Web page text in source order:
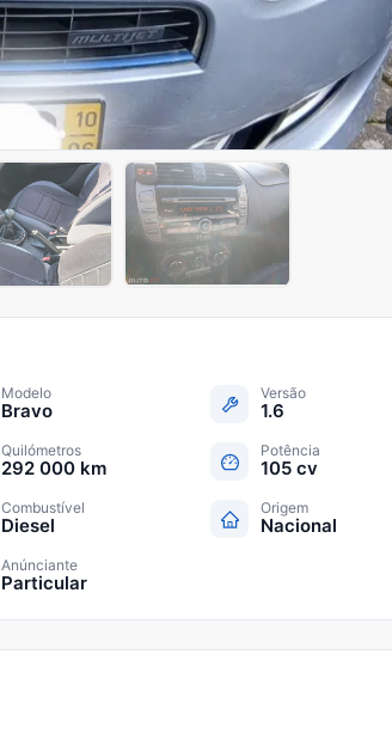
Modelo
Bravo
Versão
1.6
Quilómetros
292 000 km
Potência
105 cv
Combustível
Diesel
Origem
Nacional
Anúnciante
Particular